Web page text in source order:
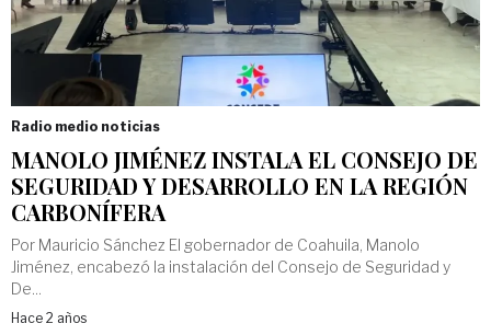
Radio medio noticias
MANOLO JIMÉNEZ INSTALA EL CONSEJO DE
SEGURIDAD Y DESARROLLO EN LA REGIÓN
CARBONÍFERA
Por Mauricio Sánchez El gobernador de Coahuila, Manolo
Jiménez, encabezó la instalación del Consejo de Seguridad y
De...
Hace 2 años